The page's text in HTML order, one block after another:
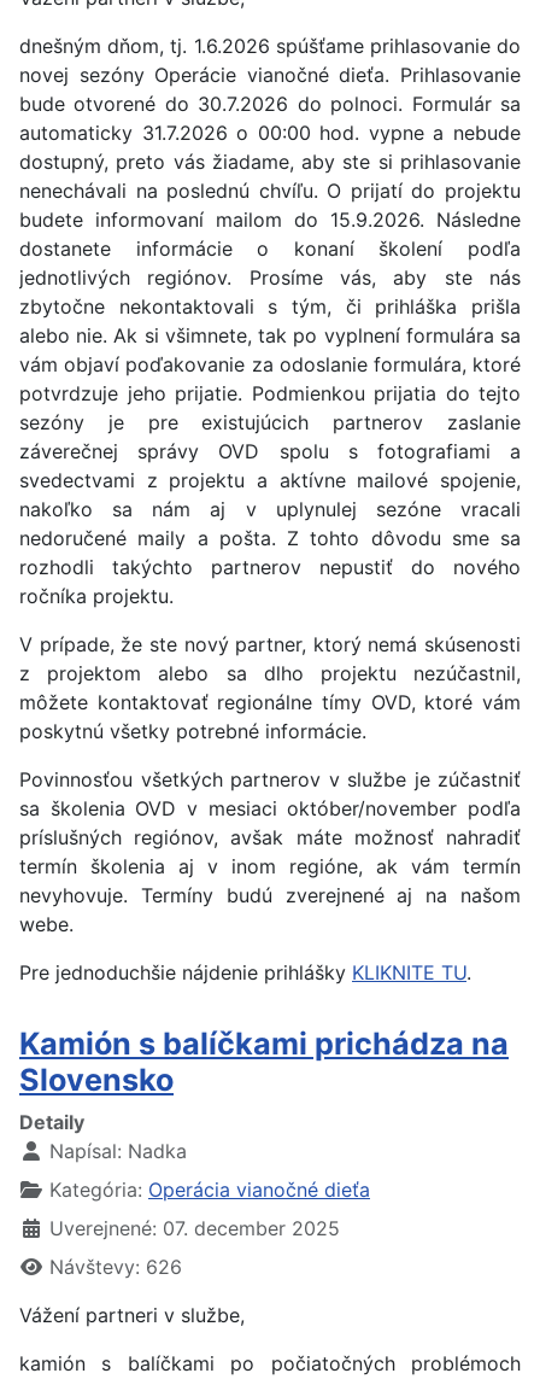
dnešným dňom, tj. 1.6.2026 spúšťame prihlasovanie do
novej sezóny Operácie vianočné dieťa. Prihlasovanie
bude otvorené do 30.7.2026 do polnoci. Formulár sa
automaticky 31.7.2026 o 00:00 hod. vypne a nebude
dostupný, preto vás žiadame, aby ste si prihlasovanie
nenechávali na poslednú chvíľu. O prijatí do projektu
budete informovaní mailom do 15.9.2026. Následne
dostanete informácie o konaní školení podľa
jednotlivých regiónov. Prosíme vás, aby ste nás
zbytočne nekontaktovali s tým, či prihláška prišla
alebo nie. Ak si všimnete, tak po vyplnení formulára sa
vám objaví poďakovanie za odoslanie formulára, ktoré
potvrdzuje jeho prijatie. Podmienkou prijatia do tejto
sezóny je pre existujúcich partnerov zaslanie
záverečnej správy OVD spolu s fotografiami a
svedectvami z projektu a aktívne mailové spojenie,
nakoľko sa nám aj v uplynulej sezóne vracali
nedoručené maily a pošta. Z tohto dôvodu sme sa
rozhodli takýchto partnerov nepustiť do nového
ročníka projektu.
V prípade, že ste nový partner, ktorý nemá skúsenosti
z projektom alebo sa dlho projektu nezúčastnil,
môžete kontaktovať regionálne tímy OVD, ktoré vám
poskytnú všetky potrebné informácie.
Povinnosťou všetkých partnerov v službe je zúčastniť
sa školenia OVD v mesiaci október/november podľa
príslušných regiónov, avšak máte možnosť nahradiť
termín školenia aj v inom regióne, ak vám termín
nevyhovuje. Termíny budú zverejnené aj na našom
webe.
Pre jednoduchšie nájdenie prihlášky KLIKNITE TU.
Kamión s balíčkami prichádza na
Slovensko
Detaily
Napísal: Nadka
Kategória: Operácia vianočné dieťa
Uverejnené: 07. december 2025
Návštevy: 626
Vážení partneri v službe,
kamión s balíčkami po počiatočných problémoch